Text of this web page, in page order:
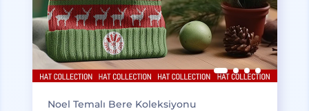
Noel Temalı Bere Koleksiyonu